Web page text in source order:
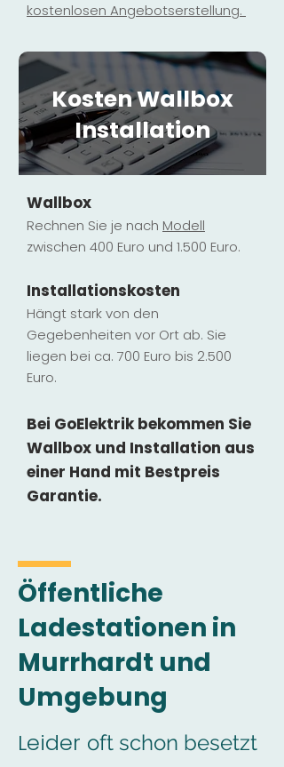
kostenlosen Angebotserstellung.
Kosten Wallbox
Installation
Wallbox
Rechnen Sie je nach Modell
zwischen 400 Euro und 1.500 Euro.
Installationskosten
Hängt stark von den
Gegebenheiten vor Ort ab. Sie
liegen bei ca. 700 Euro bis 2.500
Euro.
Bei GoElektrik bekommen Sie
Wallbox und Installation aus
einer Hand mit Bestpreis
Garantie.
Öffentliche
Ladestationen in
Murrhardt und
Umgebung
Leider oft schon besetzt